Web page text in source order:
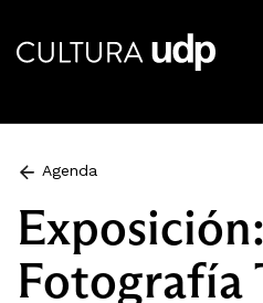
Agenda
Exposición:
Fotografía